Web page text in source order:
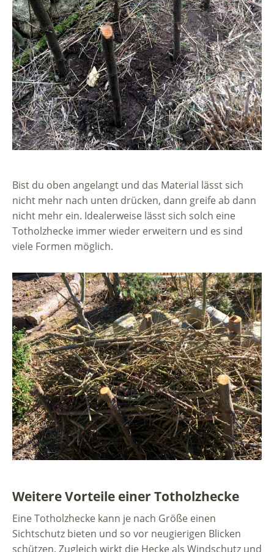
Bist du oben angelangt und das Material lässt sich
nicht mehr nach unten drücken, dann greife ab dann
nicht mehr ein. Idealerweise lässt sich solch eine
Totholzhecke immer wieder erweitern und es sind
viele Formen möglich.
Weitere Vorteile einer Totholzhecke
Eine Totholzhecke kann je nach Größe einen
Sichtschutz bieten und so vor neugierigen Blicken
schützen. Zugleich wirkt die Hecke als Windschutz und